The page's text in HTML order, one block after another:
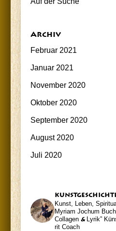
Archiv
Februar 2021
Januar 2021
November 2020
Oktober 2020
September 2020
August 2020
Juli 2020
Kunst, Leben,
Myri­am Jochum
Col­la­gen &Lyrik”
rit Coach